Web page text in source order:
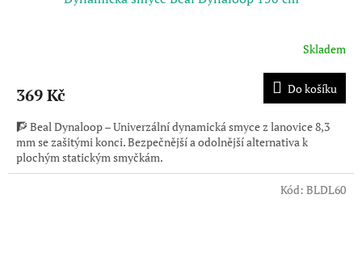
Skladem
369 Kč Do košíku
🧗 Beal Dynaloop – Univerzální dynamická smyce z lanovice 8,3
mm se zašitými konci. Bezpečnější a odolnější alternativa k
plochým statickým smyčkám.
Kód: BLDL60